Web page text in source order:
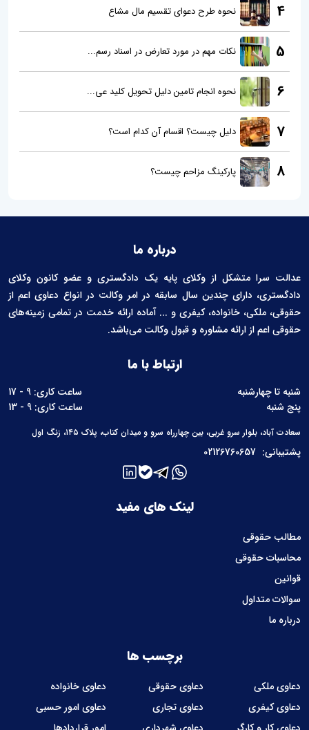
4 نحوه طرح دعوای تقسیم مال مشاع
5 نکات مهم در مورد تعارض در اسناد رسم...
6 نحوه انجام تامین دلیل تحویل کلید عی...
7 دلیل چیست؟ اقسام آن کدام است؟
8 پارکینگ مزاحم چیست؟
درباره ما
عدالت سرا متشکل از وکلای پایه یک دادگستری و عضو کانون وکلای
دادگستری، دارای چندین سال سابقه در امر وکالت در انواع دعاوی اعم از
حقوقی، ملکی، خانواده، کیفری و ... آماده ارائه خدمت در تمامی زمینه‌های
حقوقی اعم از ارائه مشاوره و قبول وکالت می‌باشد.
لینک های مفید
مطالب حقوقی
محاسبات حقوقی
قوانین
سوالات متداول
درباره ما
برچسب ها
دعاوی ملکی دعاوی حقوقی
دعاوی خانواده
دعاوی کیفری
دعاوی تجاری
دعاوی امور حسبی
ارتباط با ما
شنبه تا چهارشنبه
ساعت کاری: 9 - 17
پنج شنبه
ساعت کاری: 9 - 13
سعادت آباد، بلوار سرو غربی، بین چهارراه سرو و میدان کتاب، پلاک ۱۴۵، زنگ اول
پشتیبانی: 02126760657